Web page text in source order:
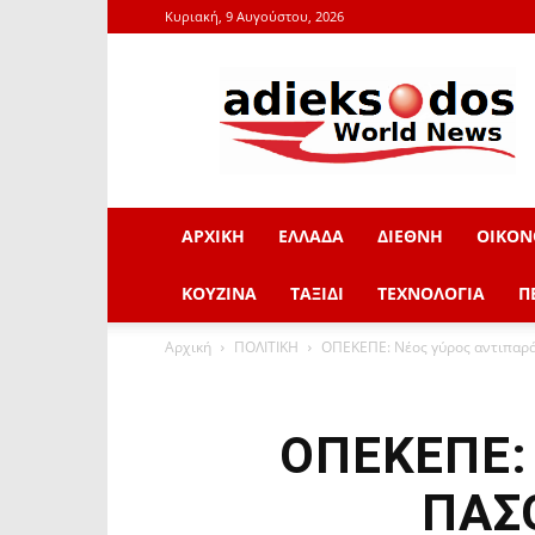
Κυριακή, 9 Αυγούστου, 2026
adieksodos.gr
ΑΡΧΙΚΗ ΕΛΛΑΔΑ ΔΙΕΘΝΗ
ΚΟΥΖΙΝΑ ΤΑΞΙΔΙ ΤΕΧΝΟΛΟΓΙΑ
Αρχική ΠΟΛΙΤΙΚΗ ΟΠΕΚΕΠΕ: Νέος γύρος
ΟΠΕΚΕΠΕ: